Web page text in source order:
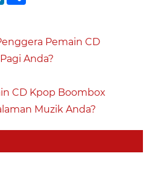
Pemain CD
Anda?
CD Kpop Boombox
Muzik Anda?